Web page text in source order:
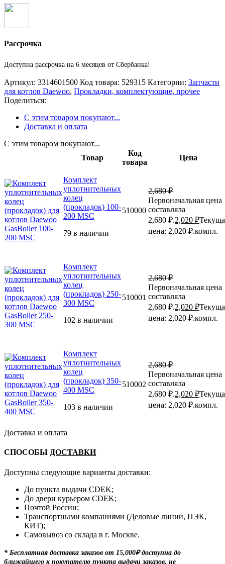
Рассрочка
Доступна рассрочка на 6 месяцев от Сбербанка!
Артикул: 3314601500 Код товара: 529315 Категории: Запчасти
для котлов Daewoo, Прокладки, комплектующие, прочее
Поделиться:
С этим товаром покупают...
Доставка и оплата
С этим товаром покупают...
Товар
Код
товара
Цена
Комплект
уплотнительных
колец
(прокладок) 100-
200 MSC
79 в наличии
510000
2,680₽
Первоначальная цена
составляла
2,680 ₽.2,020 ₽
цена: 2,020 ₽.компл.
Комплект
уплотнительных
колец
(прокладок) 250-
300 MSC
102 в наличии
510001
2,680₽
Первоначальная цена
составляла
2,680 ₽.2,020 ₽
цена: 2,020 ₽.компл.
Комплект
уплотнительных
колец
(прокладок) 350-
400 MSC
103 в наличии
510002
2,680₽
Первоначальная цена
составляла
2,680 ₽.2,020 ₽
цена: 2,020 ₽.компл.
Доставка и оплата
СПОСОБЫ ДОСТАВКИ
Доступны следующие варианты доставки:
До пункта выдачи CDEK;
До двери курьером CDEK;
Почтой России;
Транспортными компаниями (Деловые линии, ПЭК,
КИТ);
Самовывоз со склада в г. Москве.
* Бесплатная доставка заказов от 15,000₽ доступна до
ближайшего к покупателю пункта выдачи заказов, не